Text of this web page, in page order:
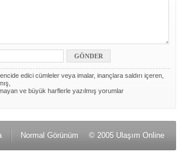
edici cümleler veya imalar, inançlara saldırı içeren,
ve büyük harflerle yazılmış yorumlar
Normal Görünüm © 2005 Ulaşım Online